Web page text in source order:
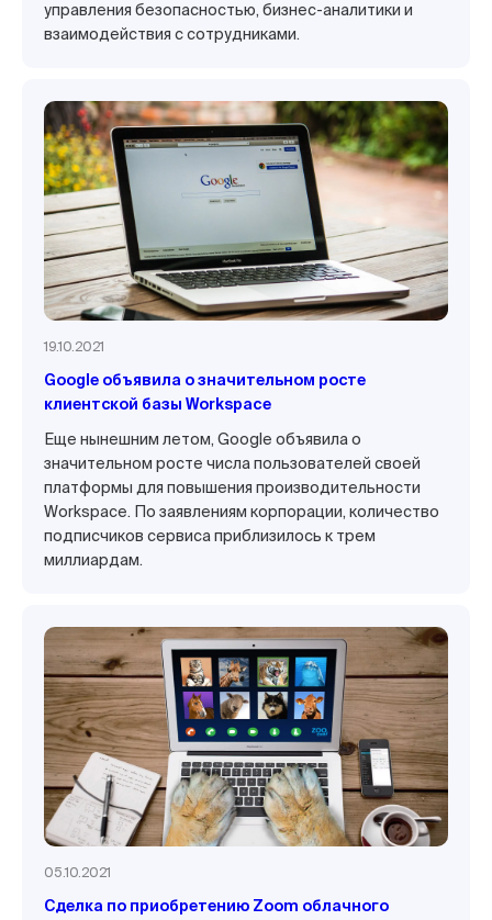
управления безопасностью, бизнес-аналитики и
взаимодействия с сотрудниками.
19.10.2021
Google объявила о значительном росте
клиентской базы Workspace
Еще нынешним летом, Google объявила о
значительном росте числа пользователей своей
платформы для повышения производительности
Workspace. По заявлениям корпорации, количество
подписчиков сервиса приблизилось к трем
миллиардам.
05.10.2021
Сделка по приобретению Zoom облачного